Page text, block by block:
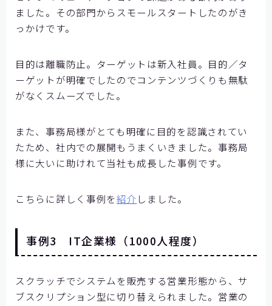
ました。その部門からスモールスタートしたのがき
っかけです。
目的は離職防止。ターゲットは新入社員。目的／タ
ーゲットが明確でしたのでコンテンツづくりも無駄
がなくスムーズでした。
また、事務局様がとても明確に目的を認識されてい
たため、社内での展開もうまくいきました。事務局
様に大いに助けれて当社も成長した事例です。
こちらに詳しく事例を紹介 しました。
事例3 IT企業様（1000人程度）
スクラッチでシステムを販売する営業形態から、サ
ブスクリプション型に切り替えられました。営業の